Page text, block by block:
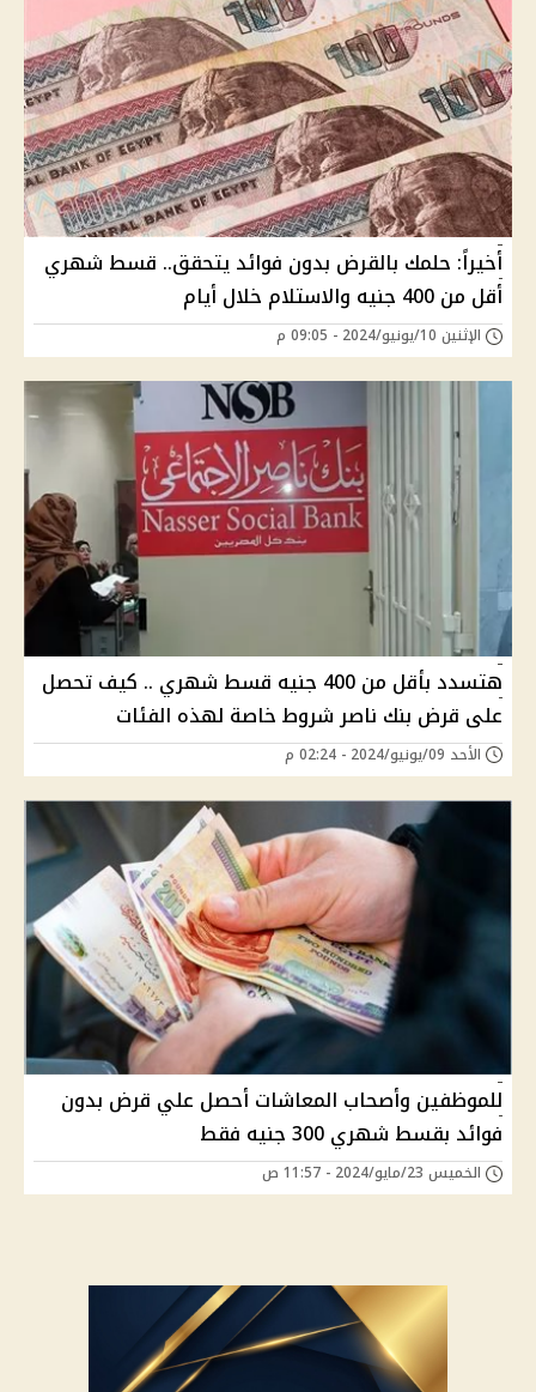
أخيراً: حلمك بالقرض بدون فوائد يتحقق.. قسط شهري
أقل من 400 جنيه والاستلام خلال أيام
الإثنين 10/يونيو/2024 - 09:05 م
هتسدد بأقل من 400 جنيه قسط شهري .. كيف تحصل
على قرض بنك ناصر شروط خاصة لهذه الفئات
الأحد 09/يونيو/2024 - 02:24 م
للموظفين وأصحاب المعاشات أحصل علي قرض بدون
فوائد بقسط شهري 300 جنيه فقط
الخميس 23/مايو/2024 - 11:57 ص